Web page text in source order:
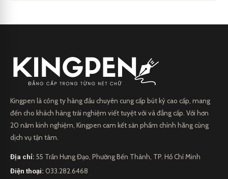
Kingpen là công ty hàng đầu chuyên cung cấp bút ký cao cấp, mang
đến cho khách hàng trải nghiệm viết tuyệt vời và đẳng cấp. Với hơn
20 năm kinh nghiệm, Kingpen cam kết sản phẩm chính hãng cùng
dịch vụ tận tâm.
Địa chỉ: 55 Trần Hưng Đạo, Phường Bến Thành, TP. Hồ Chí Minh
Điện thoại: 033.282.6468